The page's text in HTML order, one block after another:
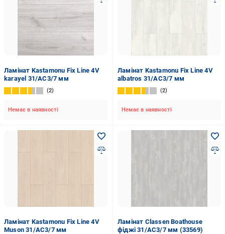
Ламінат Kastamonu Fix Line 4V
karayel 31/AC3/7 мм
2
Немає в наявності
Ламінат Kastamonu Fix Line 4V
albatros 31/AC3/7 мм
2
Немає в наявності
Ламінат Kastamonu Fix Line 4V
Muson 31/AC3/7 мм
Ламінат Classen Boathouse
фіджі 31/AC3/7 мм (33569)